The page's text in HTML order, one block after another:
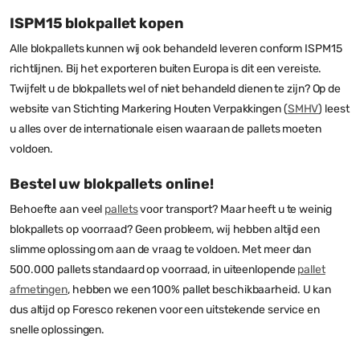
ISPM15 blokpallet kopen
Alle blokpallets kunnen wij ook behandeld leveren conform ISPM15
richtlijnen. Bij het exporteren buiten Europa is dit een vereiste.
Twijfelt u de blokpallets wel of niet behandeld dienen te zijn? Op de
website van Stichting Markering Houten Verpakkingen (SMHV) leest
u alles over de internationale eisen waaraan de pallets moeten
voldoen.
Bestel uw blokpallets online!
Behoefte aan veel palletsvoor transport? Maar heeft u te weinig
blokpallets op voorraad? Geen probleem, wij hebben altijd een
slimme oplossing om aan de vraag te voldoen. Met meer dan
500.000 pallets standaard op voorraad, in uiteenlopendepallet
afmetingen, hebben we een 100% pallet beschikbaarheid. U kan
dus altijd op Foresco rekenen voor een uitstekende service en
snelle oplossingen.